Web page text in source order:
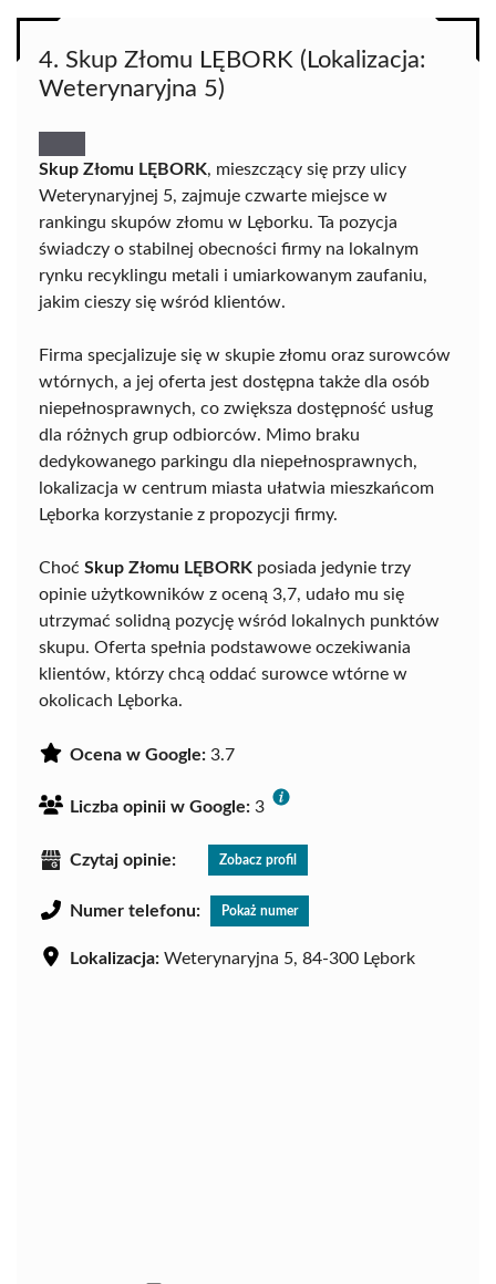
4. Skup Złomu LĘBORK (Lokalizacja:
Weterynaryjna 5)
Skup Złomu LĘBORK, mieszczący się przy ulicy
Weterynaryjnej 5, zajmuje czwarte miejsce w
rankingu skupów złomu w Lęborku. Ta pozycja
świadczy o stabilnej obecności firmy na lokalnym
rynku recyklingu metali i umiarkowanym zaufaniu,
jakim cieszy się wśród klientów.
Firma specjalizuje się w skupie złomu oraz surowców
wtórnych, a jej oferta jest dostępna także dla osób
niepełnosprawnych, co zwiększa dostępność usług
dla różnych grup odbiorców. Mimo braku
dedykowanego parkingu dla niepełnosprawnych,
lokalizacja w centrum miasta ułatwia mieszkańcom
Lęborka korzystanie z propozycji firmy.
Choć Skup Złomu LĘBORK posiada jedynie trzy
opinie użytkowników z oceną 3,7, udało mu się
utrzymać solidną pozycję wśród lokalnych punktów
skupu. Oferta spełnia podstawowe oczekiwania
klientów, którzy chcą oddać surowce wtórne w
okolicach Lęborka.
Ocena w Google: 3.7
Liczba opinii w Google: 3
Czytaj opinie: Zobacz profil
Numer telefonu: Pokaż numer
Lokalizacja: Weterynaryjna 5, 84-300 Lębork